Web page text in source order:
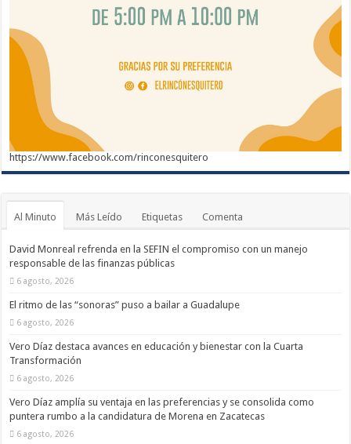
https://www.facebook.com/rinconesquitero
Al Minuto Más Leído Etiquetas Comenta
David Monreal refrenda en la SEFIN el compromiso con un manejo
responsable de las finanzas públicas
6 agosto, 2026
El ritmo de las “sonoras” puso a bailar a Guadalupe
6 agosto, 2026
Vero Díaz destaca avances en educación y bienestar con la Cuarta
Transformación
6 agosto, 2026
Vero Díaz amplía su ventaja en las preferencias y se consolida como
puntera rumbo a la candidatura de Morena en Zacatecas
6 agosto, 2026